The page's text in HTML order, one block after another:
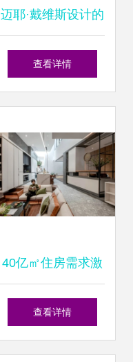
迈耶·戴维斯设计的
Amagansett海滨别
设计灵感
查看详情
40亿㎡住房需求激
活建陶行业新蓝
查看详情